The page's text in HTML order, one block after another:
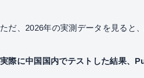
ただ、2026年の実測データを見ると
実際に中国国内でテストした結果、